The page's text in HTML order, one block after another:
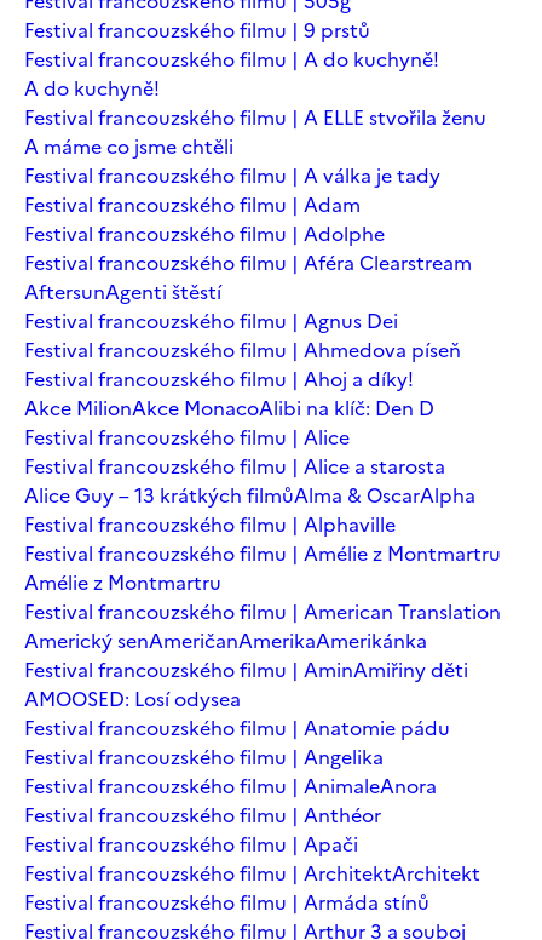
Festival francouzského filmu | 9 prstů
Festival francouzského filmu | A do kuchyně!
A do kuchyně!
Festival francouzského filmu | A ELLE stvořila ženu
A máme co jsme chtěli
Festival francouzského filmu | A válka je tady
Festival francouzského filmu | Adam
Festival francouzského filmu | Adolphe
Festival francouzského filmu | Aféra Clearstream
AftersunAgenti štěstí
Festival francouzského filmu | Agnus Dei
Festival francouzského filmu | Ahmedova píseň
Festival francouzského filmu | Ahoj a díky!
Akce MilionAkce MonacoAlibi na klíč: Den D
Festival francouzského filmu | Alice
Festival francouzského filmu | Alice a starosta
Alice Guy – 13 krátkých filmůAlma & OscarAlpha
Festival francouzského filmu | Alphaville
Festival francouzského filmu | Amélie z Montmartru
Amélie z Montmartru
Festival francouzského filmu | American Translation
Americký senAmeričanAmerikaAmerikánka
Festival francouzského filmu | AminAmiřiny děti
AMOOSED: Losí odysea
Festival francouzského filmu | Anatomie pádu
Festival francouzského filmu | Angelika
Festival francouzského filmu | AnimaleAnora
Festival francouzského filmu | Anthéor
Festival francouzského filmu | Apači
Festival francouzského filmu | ArchitektArchitekt
Festival francouzského filmu | Armáda stínů
Festival francouzského filmu | Arthur 3 a souboj